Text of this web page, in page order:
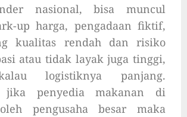
nasional, bisa muncul
up harga, pengadaan fiktif,
kualitas rendah dan risiko
atau tidak layak juga tinggi,
logistiknya panjang.
jika penyedia makanan di
pengusaha besar maka